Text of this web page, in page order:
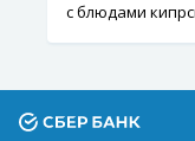
с блюдами